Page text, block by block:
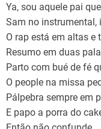
Ya, sou aquele pai
Sam no instrumental,
O rap está em altas e
Resumo em duas
Parto com bué de fé
O people na missa
Pálpebra sempre em
E papo a porra do